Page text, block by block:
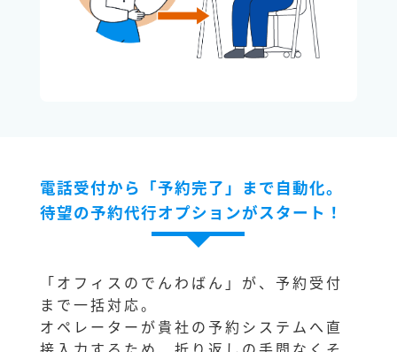
電話受付から「予約完了」まで自動化。
待望の予約代行オプションがスタート！
「オフィスのでんわばん」が、予約受付
まで一括対応。
オペレーターが貴社の予約システムへ直